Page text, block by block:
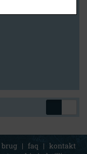
brug | faq | kontakt